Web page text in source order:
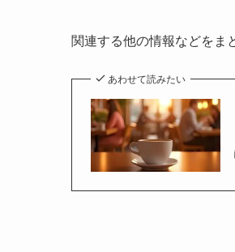
関連する他の情報などをま
あわせて読みたい